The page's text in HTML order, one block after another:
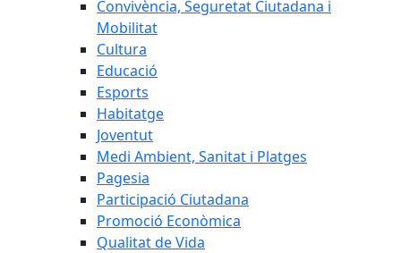
Convivència, Seguretat Ciutadana i
Mobilitat
Cultura
Educació
Esports
Habitatge
Joventut
Medi Ambient, Sanitat i Platges
Pagesia
Participació Ciutadana
Promoció Econòmica
Qualitat de Vida